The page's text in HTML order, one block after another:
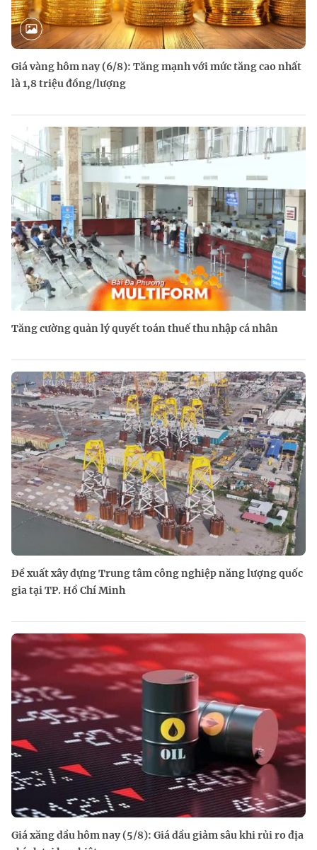
Giá vàng hôm nay (6/8): Tăng mạnh với mức tăng cao nhất
là 1,8 triệu đồng/lượng
Tăng cường quản lý quyết toán thuế thu nhập cá nhân
Đề xuất xây dựng Trung tâm công nghiệp năng lượng quốc
gia tại TP. Hồ Chí Minh
Giá xăng dầu hôm nay (5/8): Giá dầu giảm sâu khi rủi ro địa